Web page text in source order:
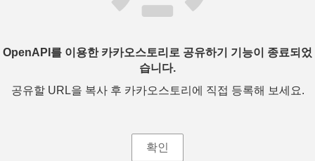
OpenAPI를 이용한 카카오스토리로 공유하기 기능이 종료되었
습니다.
공유할 URL을 복사 후 카카오스토리에 직접 등록해 보세요.
확인